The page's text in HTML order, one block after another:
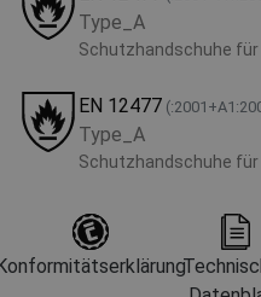
Type_A
Schutzhandschuhe
EN 12477
Type_A
Schutzhandschuhe